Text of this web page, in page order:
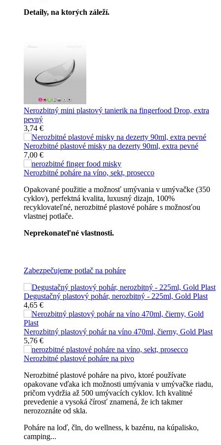
Detaily, na ktorých záleží.
Nerozbitný mini plastový tanierik na fingerfood Drop, extra
pevný
3,74 €
Nerozbitné plastové misky na dezerty 90ml, extra pevné
7,00 €
Nerozbitné poháre na víno, sekt, prosecco
Opakované použitie a možnosť umývania v umývačke (350
cyklov), perfektná kvalita, luxusný dizajn, 100%
recyklovateľné, nerozbitné plastové poháre s možnosťou
vlastnej potlače.
Neprekonateľné vlastnosti.
Zabezpečujeme potlač na poháre
Degustačný plastový pohár, nerozbitný - 225ml, Gold Plast
4,65 €
Nerozbitný plastový pohár na víno 470ml, čierny, Gold Plast
5,76 €
Nerozbitné plastové poháre na pivo
Nerozbitné plastové poháre na pivo, ktoré používate
opakovane vďaka ich možnosti umývania v umývačke riadu,
pričom vydržia až 500 umývacích cyklov. Ich kvalitné
prevedenie a vysoká čírosť znamená, že ich takmer
nerozoznáte od skla.
Poháre na loď, čln, do wellness, k bazénu, na kúpalisko,
camping...